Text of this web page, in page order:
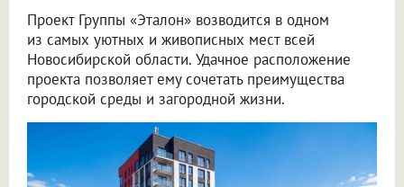
Проект Группы «Эталон» возводится в одном
из самых уютных и живописных мест всей
Новосибирской области. Удачное расположение
проекта позволяет ему сочетать преимущества
городской среды и загородной жизни.